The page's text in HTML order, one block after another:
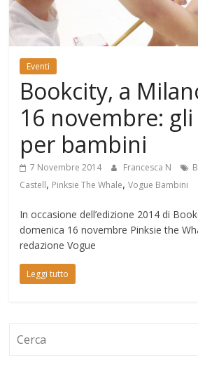
Mondo
Eventi
Bookcity, a
16 novembre:
per bambini
7 Novembre 2014 Francesca N
Castell, Pinksie The Whale,Vogue Bambini
In occasione dell’edizione 2014 di
domenica 16 novembre Pinksie the
redazione Vogue
Leggi tutto